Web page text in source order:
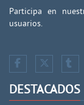
Participa en
usuarios.
DESTACADOS